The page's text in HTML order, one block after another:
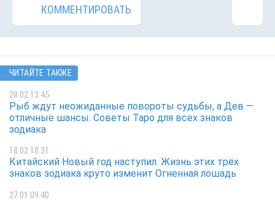
КОММЕНТИРОВАТЬ
ЧИТАЙТЕ ТАКЖЕ
28.02 13:45
Рыб ждут неожиданные повороты судьбы, а Дев —
отличные шансы. Советы Таро для всех знаков
зодиака
18.02 18:31
Китайский Новый год наступил. Жизнь этих трёх
знаков зодиака круто изменит Огненная лошадь
27.01 09:40